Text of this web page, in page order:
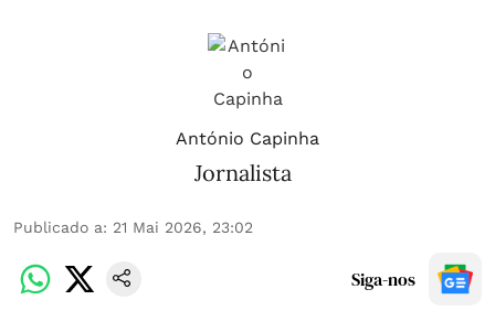
António Capinha
Jornalista
Publicado a: 21 Mai 2026, 23:02
Siga-nos